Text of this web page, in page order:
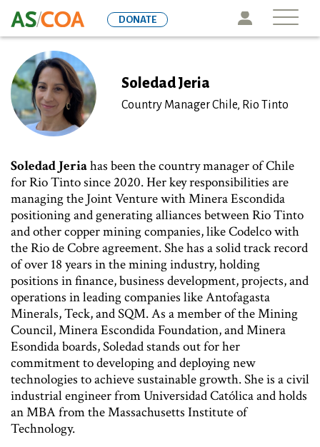
to
Icon
DONATE
Soledad Jeria
Country Manager Chile, Rio Tinto
Soledad Jeriahas been the country manager of Chile
for Rio Tinto since 2020. Her key responsibilities are
managing the Joint Venture with Minera Escondida
positioning and generating alliances between Rio Tinto
and other copper mining companies, like Codelco with
the Rio de Cobre agreement. She has a solid track record
of over 18 years in the mining industry, holding
positions in finance, business development, projects, and
operations in leading companies like Antofagasta
Minerals, Teck, and SQM. As a member of the Mining
Council, Minera Escondida Foundation, and Minera
Esondida boards, Soledad stands out for her
commitment to developing and deploying new
technologies to achieve sustainable growth. She is a civil
industrial engineer from Universidad Católica and holds
an MBA from the Massachusetts Institute of
Technology.